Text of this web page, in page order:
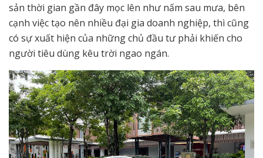
sản thời gian gần đây mọc lên như nấm sau mưa, bên
cạnh việc tạo nên nhiều đại gia doanh nghiệp, thì cũng
có sự xuất hiện của những chủ đầu tư phải khiến cho
người tiêu dùng kêu trời ngao ngán.